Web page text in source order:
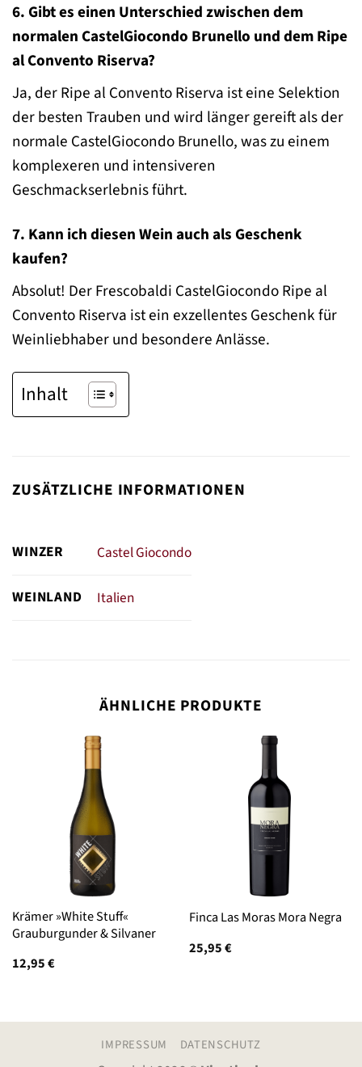
6. Gibt es einen Unterschied zwischen dem
normalen CastelGiocondo Brunello und dem Ripe
al Convento Riserva?
Ja, der Ripe al Convento Riserva ist eine Selektion
der besten Trauben und wird länger gereift als der
normale CastelGiocondo Brunello, was zu einem
komplexeren und intensiveren
Geschmackserlebnis führt.
7. Kann ich diesen Wein auch als Geschenk
kaufen?
Absolut! Der Frescobaldi CastelGiocondo Ripe al
Convento Riserva ist ein exzellentes Geschenk für
Weinliebhaber und besondere Anlässe.
Inhalt
ZUSÄTZLICHE INFORMATIONEN
WINZER Castel Giocondo
WEINLAND Italien
ÄHNLICHE PRODUKTE
Krämer »White Stuff«
Grauburgunder & Silvaner
12,95€
Finca Las Moras Mora Negra
25,95€
IMPRESSUM DATENSCHUTZ